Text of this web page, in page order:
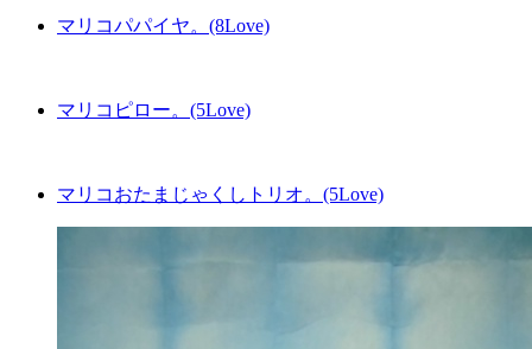
マリコパパイヤ。(8Love)
マリコピロー。(5Love)
マリコおたまじゃくしトリオ。(5Love)